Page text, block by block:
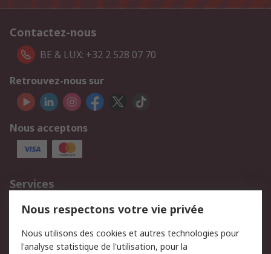
Contactez-nous
BE & LUX: +32 2 528 07 70
Retrouvez-nous sur
Nous acceptons
Services
750.000 produits
2.500 marques
Retours
Support technique
Nous respectons votre vie privée
Nous utilisons des cookies et autres technologies pour
l'analyse statistique de l'utilisation, pour la